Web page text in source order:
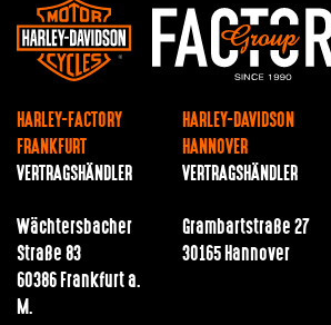
HARLEY-FACTORY
FRANKFURT
VERTRAGSHÄNDLER
Wächtersbacher
Straße 83
60386 Frankfurt a.
M.
HARLEY-DAVIDSON
HANNOVER
VERTRAGSHÄNDLER
Grambartstraße 27
30165 Hannover